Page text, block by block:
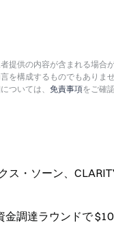
提供の内容が含まれる場
を構成するものでもあり
ついては、 免責事項をご確
ス・ソーン、
調達ラウンドで